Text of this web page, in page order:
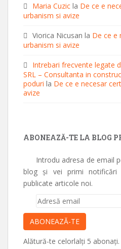
Maria Cuzic la De ce e
urbanism si avize
Viorica Nicusan la De ce e
urbanism si avize
Intrebari frecvente legate
SRL – Consultanta in
poduri la De ce e necesar
avize
ABONEAZĂ-TE LA BLOG
Introdu adresa de email
blog și vei primi
publicate articole noi.
Adresă
email
ABONEAZĂ-TE
Alătură-te celorlalți 5 abonați.